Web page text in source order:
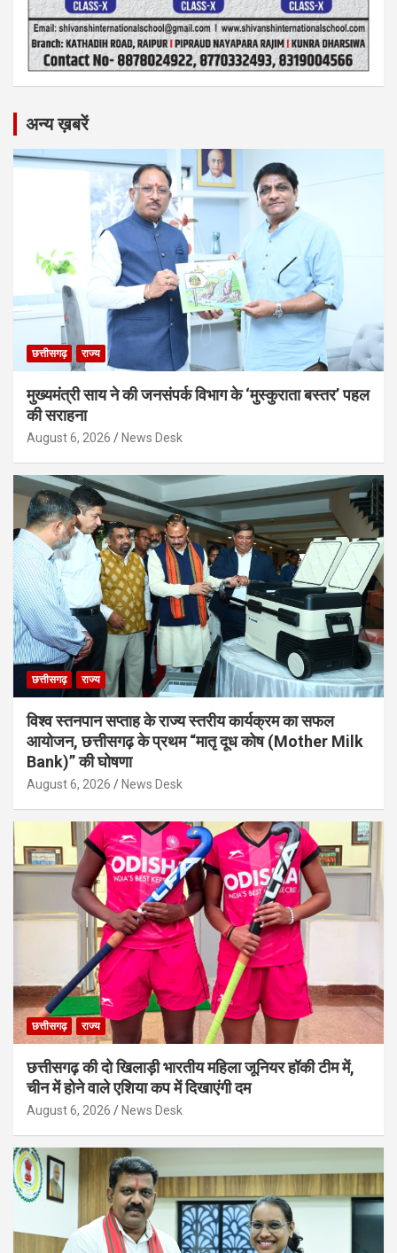
अन्य ख़बरें
छत्तीसगढ़ राज्य
मुख्यमंत्री साय ने की जनसंपर्क विभाग के ‘मुस्कुराता बस्तर’ पहल
की सराहना
August 6, 2026 News Desk
छत्तीसगढ़ राज्य
विश्व स्तनपान सप्ताह के राज्य स्तरीय कार्यक्रम का सफल
आयोजन, छत्तीसगढ़ के प्रथम “मातृ दूध कोष (Mother Milk
Bank)” की घोषणा
August 6, 2026 News Desk
छत्तीसगढ़ राज्य
छत्तीसगढ़ की दो खिलाड़ी भारतीय महिला जूनियर हॉकी टीम में,
चीन में होने वाले एशिया कप में दिखाएंगी दम
August 6, 2026 News Desk